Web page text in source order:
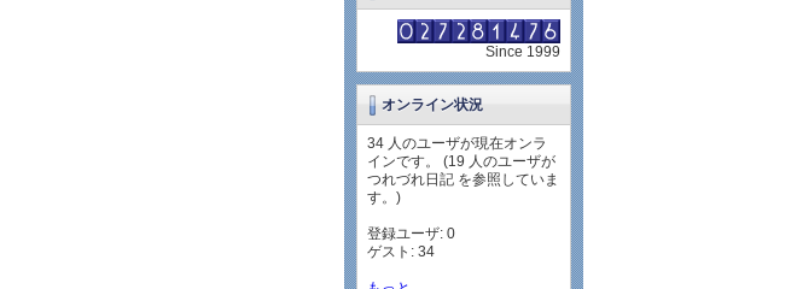
Since 1999
オンライン状況
34 人のユーザが現在オンラ
インです。 (19 人のユーザが
つれづれ日記 を参照していま
す。)
登録ユーザ: 0
ゲスト: 34